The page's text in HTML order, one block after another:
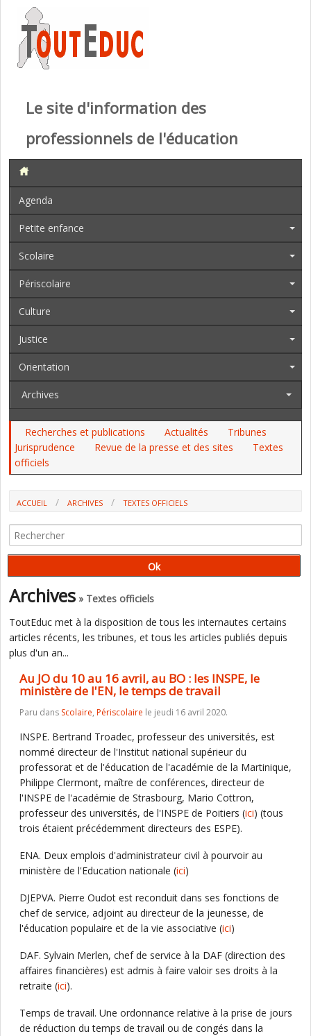
Le site d'information des
professionnels de l'éducation
Agenda
Petite enfance
Scolaire
Périscolaire
Culture
Justice
Orientation
Archives
Recherches et publications Actualités
Tribunes
Jurisprudence
Revue de la presse et des sites
Textes
officiels
ACCUEIL ARCHIVES
TEXTES OFFICIELS
TEMPS DE TRAVAIL
Archives » Textes officiels
ToutEduc met à la disposition de tous les internautes certains
articles récents, les tribunes, et tous les articles publiés depuis
plus d'un an...
Au JO du 10 au 16 avril, au BO : les INSPE, le
ministère de l'EN, le temps de travail
Paru dans Scolaire, Périscolaire le jeudi 16 avril 2020.
INSPE. Bertrand Troadec, professeur des universités, est
nommé directeur de l'Institut national supérieur du
professorat et de l'éducation de l'académie de la Martinique,
Philippe Clermont, maître de conférences, directeur de
l'INSPE de l'académie de Strasbourg, Mario Cottron,
professeur des universités, de l'INSPE de Poitiers (ici) (tous
trois étaient précédemment directeurs des ESPE).
ENA. Deux emplois d'administrateur civil à pourvoir au
ministère de l'Education nationale (ici)
DJEPVA. Pierre Oudot est reconduit dans ses fonctions de
chef de service, adjoint au directeur de la jeunesse, de
l'éducation populaire et de la vie associative (ici)
DAF. Sylvain Merlen, chef de service à la DAF (direction des
affaires financières) est admis à faire valoir ses droits à la
retraite (ici).
Temps de travail. Une ordonnance relative à la prise de jours
de réduction du temps de travail ou de congés dans la